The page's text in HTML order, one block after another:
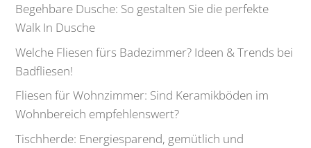
Begehbare Dusche: So gestalten Sie die perfekte
Walk In Dusche
Welche Fliesen fürs Badezimmer? Ideen & Trends bei
Badfliesen!
Fliesen für Wohnzimmer: Sind Keramikböden im
Wohnbereich empfehlenswert?
Tischherde: Energiesparend, gemütlich und